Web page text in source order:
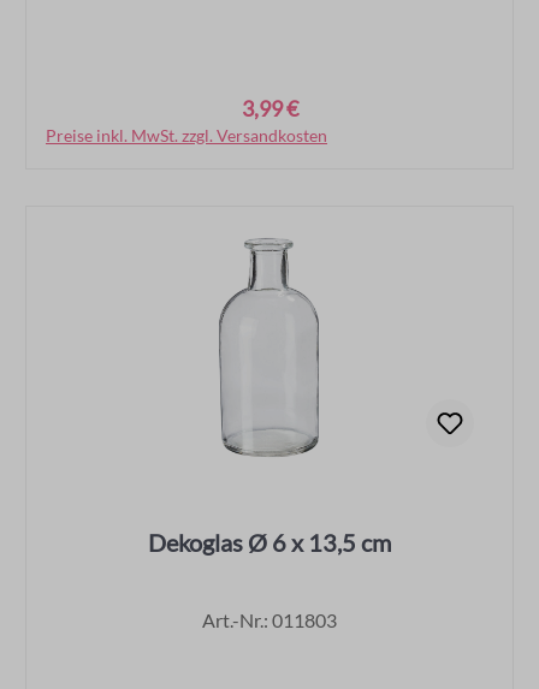
3,99 €
Preise inkl. MwSt. zzgl. Versandkosten
In den Warenkorb
Dekoglas Ø 6 x 13,5 cm
Art.-Nr.: 011803